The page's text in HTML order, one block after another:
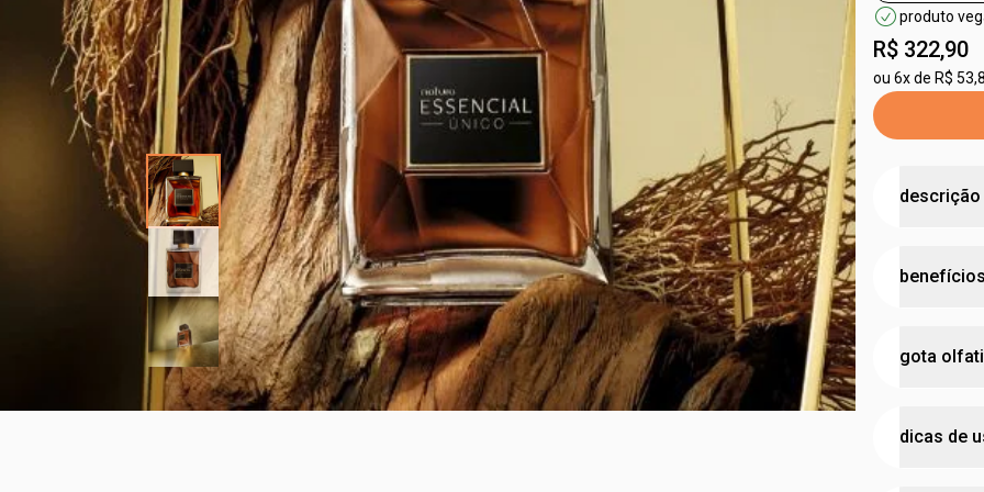
produto
R$ 322,90
ou 6x de R$
descrição
benefícios
gota
dicas de